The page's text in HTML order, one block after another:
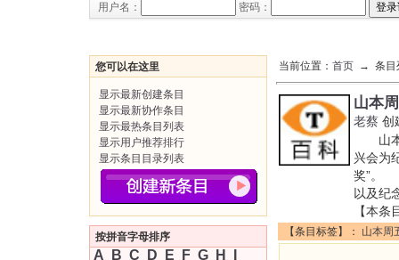
用户名：
密码：
您可以在这里
显示最新创建条目
显示最新协作条目
显示最热条目列表
显示用户推荐排行
显示条目目录列表
按拼音字母排序
A B C D E F G H
当前位置： 首页 → 条目
山本
老蔡 创
山本
兴会为
奖”。
以及纪
【本条
【条目标签】： 山本周